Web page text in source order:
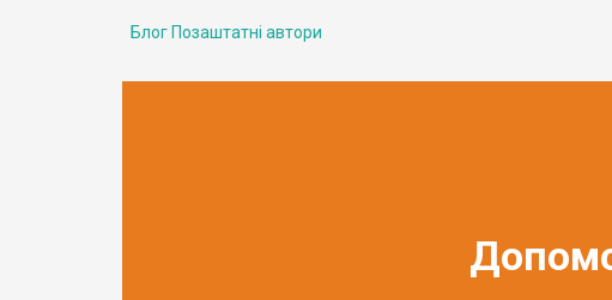
Блог Позаштатні автори